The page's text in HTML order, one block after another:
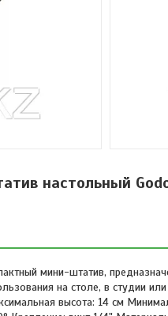
настольный
мини-штатив,
на столе, в студии
высота: 14 см